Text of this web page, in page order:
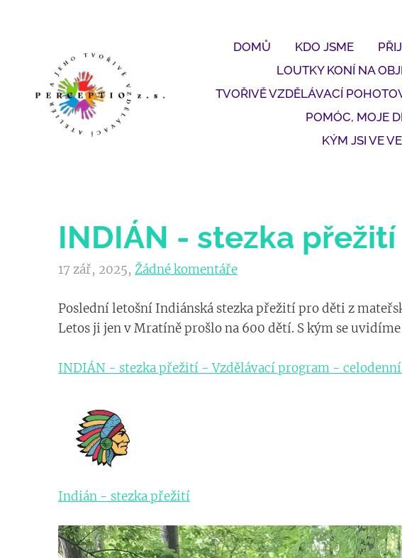
DOMŮ KDO JSME
LOUTKY KONÍ NA
TVOŘIVĚ VZDĚLÁVACÍ
POMÓC, MOJE
KÝM JSI VE
INDIÁN - stezka přežití
17 zář, 2025, Žádné komentáře
Poslední letošní Indiánská stezka přežití pro děti z
Letos ji jen v Mratíně prošlo na 600 dětí. S kým se uvidíme
INDIÁN - stezka přežití - Vzdělávací program -
Indián - stezka přežití